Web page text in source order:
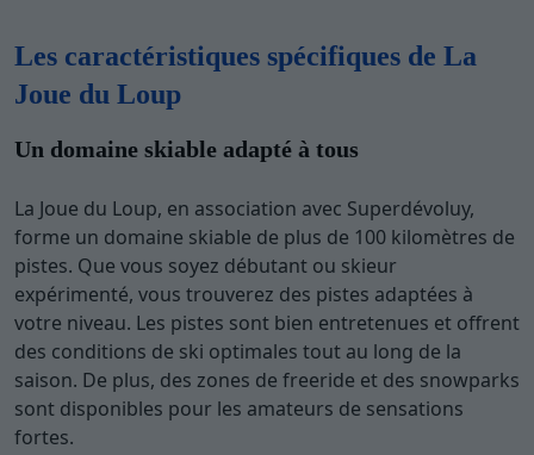
Les caractéristiques spécifiques de La
Joue du Loup
Un domaine skiable adapté à tous
La Joue du Loup, en association avec Superdévoluy,
forme un domaine skiable de plus de 100 kilomètres de
pistes. Que vous soyez débutant ou skieur
expérimenté, vous trouverez des pistes adaptées à
votre niveau. Les pistes sont bien entretenues et offrent
des conditions de ski optimales tout au long de la
saison. De plus, des zones de freeride et des snowparks
sont disponibles pour les amateurs de sensations
fortes.